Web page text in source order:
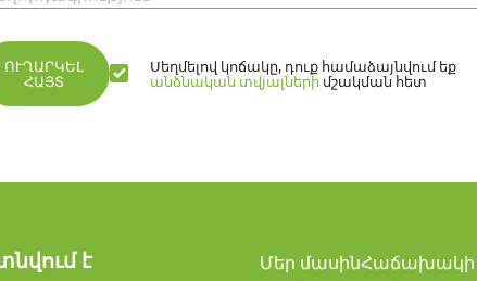
ՈՒՂԱՐԿԵԼ
ՀԱՅՏ
Սեղմելով կոճակը, դուք համաձայնվում եք
անձնական տվյալներիմշակման հետ
է
Մեր մասինՀաճախակի